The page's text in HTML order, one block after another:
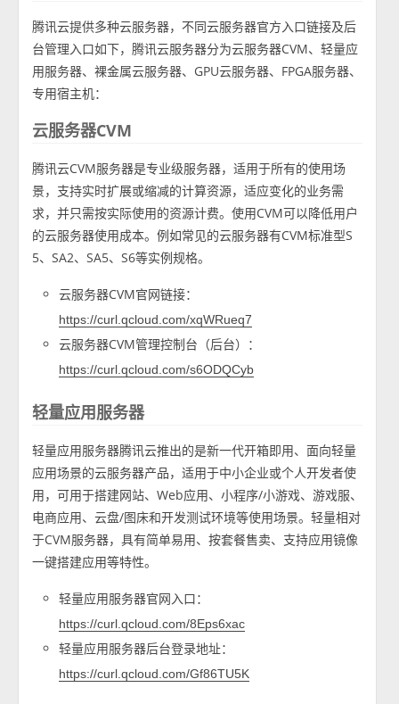
腾讯云提供多种云服务器，不同云服务器官方入口链接及后
台管理入口如下，腾讯云服务器分为云服务器CVM、轻量应
用服务器、裸金属云服务器、GPU云服务器、FPGA服务器、
专用宿主机：
云服务器CVM
腾讯云CVM服务器是专业级服务器，适用于所有的使用场
景，支持实时扩展或缩减的计算资源，适应变化的业务需
求，并只需按实际使用的资源计费。使用CVM可以降低用户
的云服务器使用成本。例如常见的云服务器有CVM标准型S
5、SA2、SA5、S6等实例规格。
云服务器CVM官网链接：
https://curl.qcloud.com/xqWRueq7
云服务器CVM管理控制台（后台）：
https://curl.qcloud.com/s6ODQCyb
轻量应用服务器
轻量应用服务器腾讯云推出的是新一代开箱即用、面向轻量
应用场景的云服务器产品，适用于中小企业或个人开发者使
用，可用于搭建网站、Web应用、小程序/小游戏、游戏服、
电商应用、云盘/图床和开发测试环境等使用场景。轻量相对
于CVM服务器，具有简单易用、按套餐售卖、支持应用镜像
一键搭建应用等特性。
轻量应用服务器官网入口：
https://curl.qcloud.com/8Eps6xac
轻量应用服务器后台登录地址：
https://curl.qcloud.com/Gf86TU5K